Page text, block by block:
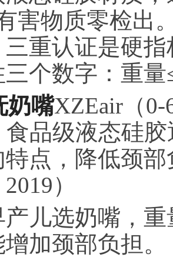
害物质零检出
重认证是硬
个数字：重量
奶嘴XZEair（0-
食品级液态硅
点，降低颈
）
产儿选奶嘴，
加颈部负担。